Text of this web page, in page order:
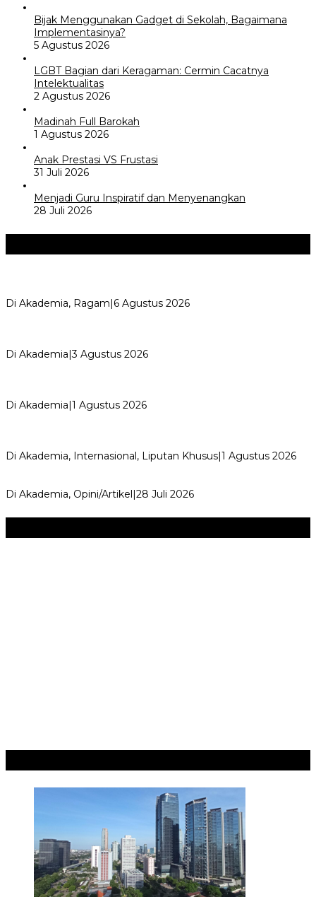
Bijak Menggunakan Gadget di Sekolah, Bagaimana
Implementasinya?
5 Agustus 2026
LGBT Bagian dari Keragaman: Cermin Cacatnya
Intelektualitas
2 Agustus 2026
Madinah Full Barokah
1 Agustus 2026
Anak Prestasi VS Frustasi
31 Juli 2026
Menjadi Guru Inspiratif dan Menyenangkan
28 Juli 2026
Di Akademia, Ragam|6 Agustus 2026
Di Akademia|3 Agustus 2026
Di Akademia|1 Agustus 2026
Di Akademia, Internasional, Liputan Khusus|1 Agustus 2026
Di Akademia, Opini/Artikel|28 Juli 2026